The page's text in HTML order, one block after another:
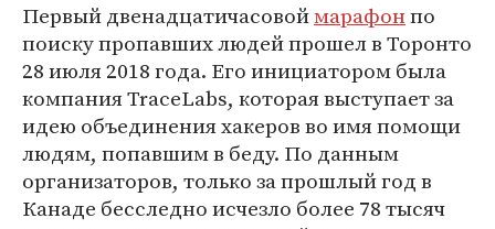
Первый двенадцатичасовоймарафонпо
поиску пропавших людей прошел в Торонто
28 июля 2018 года. Его инициатором была
компания TraceLabs, которая выступает за
идею объединения хакеров во имя помощи
людям, попавшим в беду. По данным
организаторов, только за прошлый год в
Канаде бесследно исчезло более 78 тысяч